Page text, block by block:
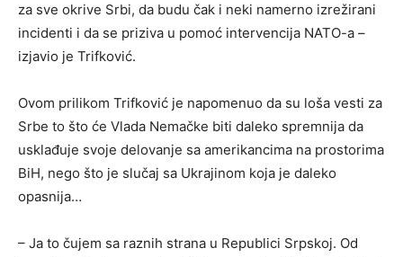
za sve okrive Srbi, da budu čak i neki namerno izrežirani
incidenti i da se priziva u pomoć intervencija NATO-a –
izjavio je Trifković.
Ovom prilikom Trifković je napomenuo da su loša vesti za
Srbe to što će Vlada Nemačke biti daleko spremnija da
usklađuje svoje delovanje sa amerikancima na prostorima
BiH, nego što je slučaj sa Ukrajinom koja je daleko
opasnija…
– Ja to čujem sa raznih strana u Republici Srpskoj. Od